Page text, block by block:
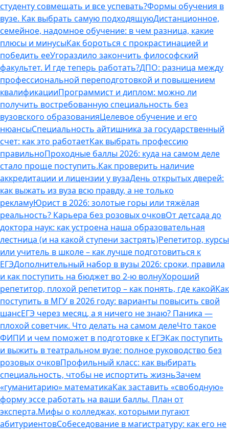
студенту совмещать и все успевать?Формы обучения в
вузе. Как выбрать самую подходящуюДистанционное,
семейное, надомное обучение: в чем разница, какие
плюсы и минусыКак бороться с прокрастинацией и
победить ееУгораздило закончить философский
факультет. И где теперь работать?ДПО: разница между
профессиональной переподготовкой и повышением
квалификацииПрограммист и диплом: можно ли
получить востребованную специальность без
вузовского образованияЦелевое обучение и его
нюансыСпециальность айтишника за государственный
счет: как это работаетКак выбрать профессию
правильноПроходные баллы 2026: куда на самом деле
стало проще поступить.Как проверить наличие
аккредитации и лицензии у вузаДень открытых дверей:
как выжать из вуза всю правду, а не только
рекламуЮрист в 2026: золотые горы или тяжёлая
реальность? Карьера без розовых очковОт детсада до
доктора наук: как устроена наша образовательная
лестница (и на какой ступени застрять)Репетитор, курсы
или учитель в школе – как лучше подготовиться к
ЕГЭДополнительный набор в вузы 2026: сроки, правила
и как поступить на бюджет во 2‑ю волнуХороший
репетитор, плохой репетитор – как понять, где какойКак
поступить в МГУ в 2026 году: варианты повысить свой
шансЕГЭ через месяц, а я ничего не знаю? Паника —
плохой советчик. Что делать на самом делеЧто такое
ФИПИ и чем поможет в подготовке к ЕГЭКак поступить
и выжить в театральном вузе: полное руководство без
розовых очковПрофильный класс: как выбирать
специальность, чтобы не испортить жизньЗачем
«гуманитарию» математикаКак заставить «свободную»
форму эссе работать на ваши баллы. План от
эксперта.Мифы о колледжах, которыми пугают
абитуриентовСобеседование в магистратуру: как его не